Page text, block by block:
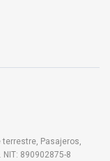
terrestre, Pasajeros,
890902875-8